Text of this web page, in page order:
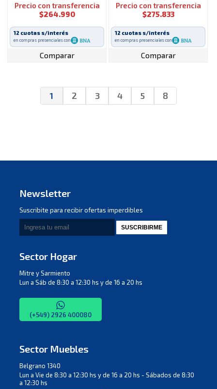
Precio con transferencia
$264.990
12 cuotas s/interés
en compras presenciales con
Comparar
Precio con transferencia
$275.833
12 cuotas s/interés
en compras presenciales con
Comparar
1 2 3 4 5 8
Newsletter
Suscribite para recibir ofertas imperdibles
SUSCRIBIRME
Sector Hogar
Mitre y Sarmiento
Lun a Sáb de 8:30 a 12:30 hs y de 16 a 20 hs
(+549) 2926 400080
Sector Muebles
Belgrano 1340
Lun a Vie de 8:30 a 12:30 hs y de 16 a 20 hs - Sábados de 8:30
a 12:30 hs